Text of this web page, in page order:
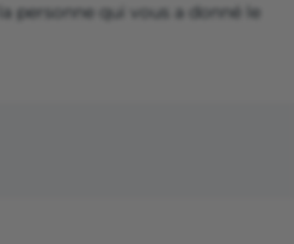
personne qui vous a donné le